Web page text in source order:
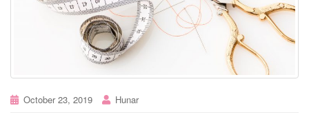
October 23, 2019 Hunar